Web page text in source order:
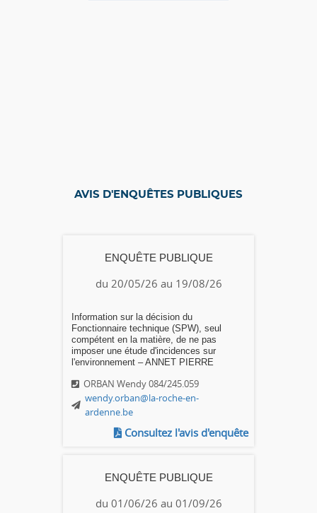
AVIS D'ENQUÊTES PUBLIQUES
ENQUÊTE PUBLIQUE
du 20/05/26 au 19/08/26
Information sur la décision du
Fonctionnaire technique (SPW), seul
compétent en la matière, de ne pas
imposer une étude d'incidences sur
l'environnement – ANNET PIERRE
ORBAN Wendy 084/245.059
wendy.orban@la-roche-en-
ardenne.be
Consultez l'avis d'enquête
ENQUÊTE PUBLIQUE
du 01/06/26 au 01/09/26